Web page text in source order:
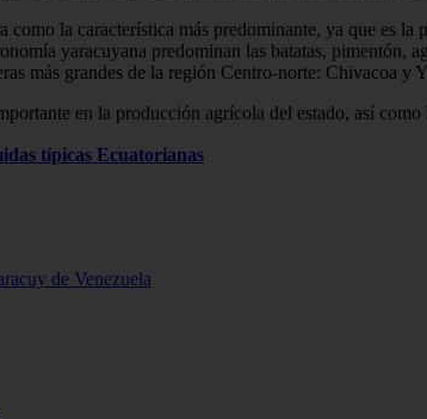
como la característica más predominante, ya que es
yaracuyana predominan las batatas, pimentón,
más grandes de la región Centro-norte: Chivacoa y
en la producción agrícola del estado, así
típicas Ecuatorianas
de Venezuela